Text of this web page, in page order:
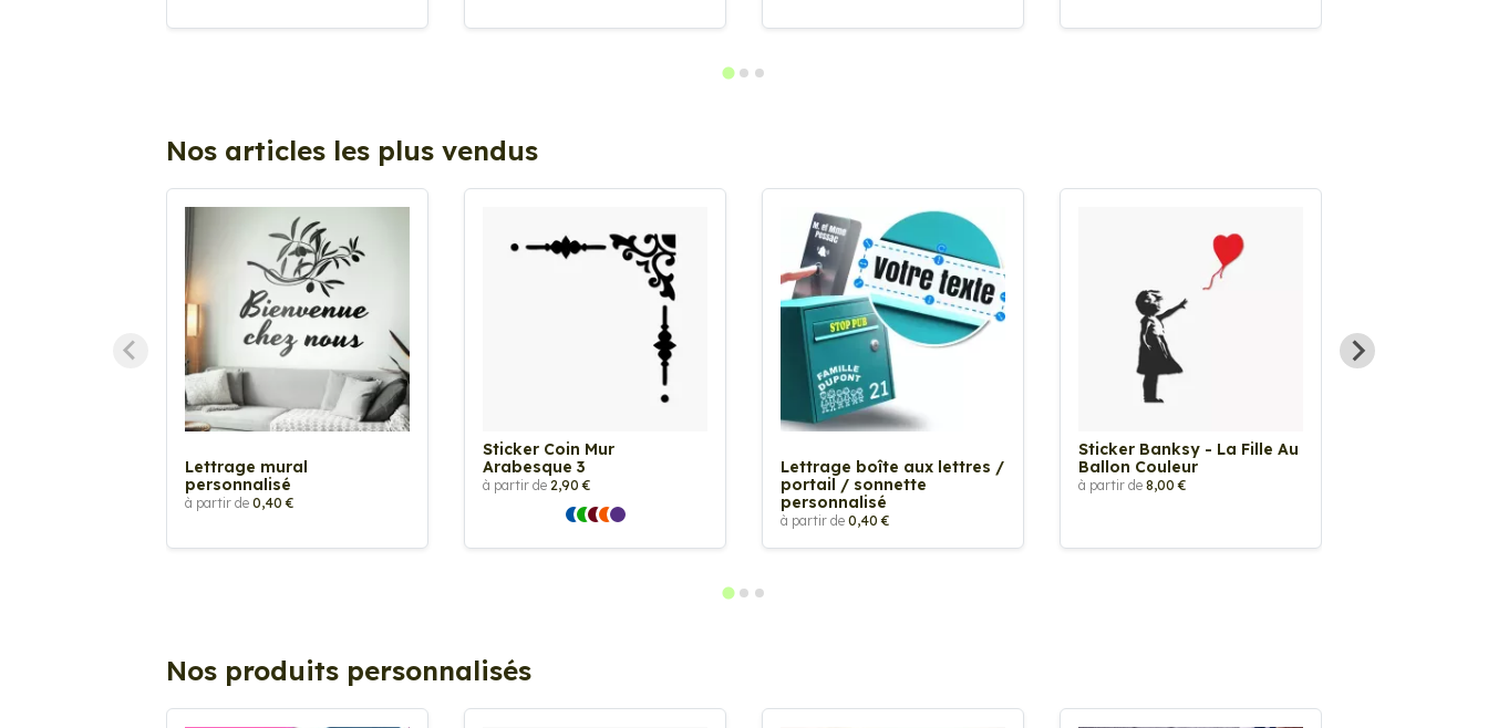
Nos articles les plus vendus
Lettrage mural
personnalisé
à partir de 0,40 €
Sticker Coin Mur
Arabesque 3
à partir de 2,90 €
Lettrage boîte aux lettres /
portail / sonnette
personnalisé
à partir de 0,40 €
Sticker Banksy - La Fille Au
Ballon Couleur
à partir de 8,00 €
Nos produits personnalisés